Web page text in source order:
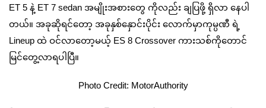
ET 5 နဲ့ ET 7 sedan အမျိုးအစားတွေ ကိုလည်း ချပြဖို့ ရှိလာ နေပါ
တယ်။ အခုဆိုရင်တော့ အခုနှစ်နှောင်းပိုင်း လောက်မှာကုမ္ပဏီ ရဲ့
Lineup ထဲ ဝင်လာတော့မယ့် ES 8 Crossover ကားသစ်ကိုတောင်
မြင်တွေ့လာရပါပြီ။
Photo Credit: MotorAuthority